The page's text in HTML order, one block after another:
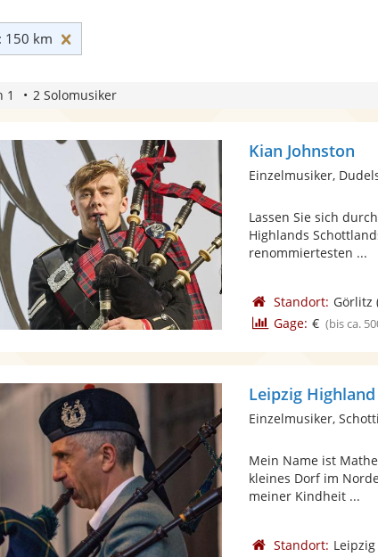
150 km
1 2 Solomusiker
Kian Johnston
Einzelmusiker,
Lassen Sie sich
Highlands
renommiertesten ...
Standort: Görlitz
Gage: € (bis ca.
Leipzig
Einzelmusiker,
Mein Name ist
kleines Dorf im
meiner Kindheit ...
Standort: Leipzig